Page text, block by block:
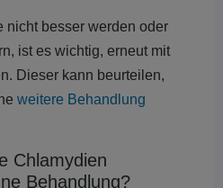
nicht besser werden oder
ist es wichtig, erneut mit
Dieser kann beurteilen,
weitere Behandlung
Chlamydien
Behandlung?